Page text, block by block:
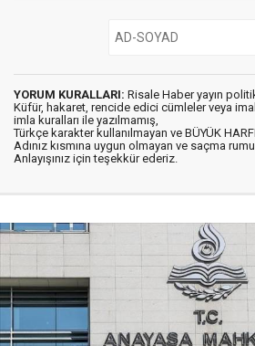
YORUM KURALLARI: Risale Haber yayın
Küfür, hakaret, rencide edici cümleler veya
imla kuralları ile yazılmamış,
Türkçe karakter kullanılmayan ve BÜYÜK
Adınız kısmına uygun olmayan ve saçma
Anlayışınız için teşekkür ederiz.